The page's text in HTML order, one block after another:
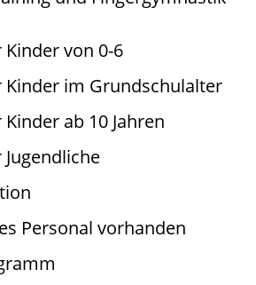
von 0-6
im Grundschulalter
ab 10 Jahren
Personal vorhanden